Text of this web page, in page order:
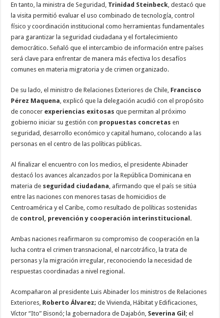
En tanto, la ministra de Seguridad, Trinidad Steinbeck, destacó que
la visita permitió evaluar el uso combinado de tecnología, control
físico y coordinación institucional como herramientas fundamentales
para garantizar la seguridad ciudadana y el fortalecimiento
democrático. Señaló que el intercambio de información entre países
será clave para enfrentar de manera más efectiva los desafíos
comunes en materia migratoria y de crimen organizado.
De su lado, el ministro de Relaciones Exteriores de Chile, Francisco
Pérez Maquena, explicó que la delegación acudió con el propósito
de conocer experiencias exitosas que permitan al próximo
gobierno iniciar su gestión con propuestas concretas en
seguridad, desarrollo económico y capital humano, colocando a las
personas en el centro de las políticas públicas.
Al finalizar el encuentro con los medios, el presidente Abinader
destacó los avances alcanzados por la República Dominicana en
materia de seguridad ciudadana, afirmando que el país se sitúa
entre las naciones con menores tasas de homicidios de
Centroamérica y el Caribe, como resultado de políticas sostenidas
de control, prevención y cooperación interinstitucional.
Ambas naciones reafirmaron su compromiso de cooperación en la
lucha contra el crimen transnacional, el narcotráfico, la trata de
personas y la migración irregular, reconociendo la necesidad de
respuestas coordinadas a nivel regional.
Acompañaron al presidente Luis Abinader los ministros de Relaciones
Exteriores, Roberto Álvarez; de Vivienda, Hábitat y Edificaciones,
Víctor “Ito” Bisonó; la gobernadora de Dajabón, Severina Gil ; el